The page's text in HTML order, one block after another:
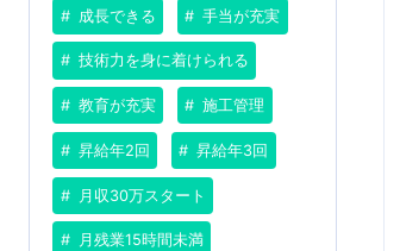
成長できる 手当が充実
技術力を身に着けられる
教育が充実 施工管理
昇給年2回 昇給年3回
月収30万スタート
月残業15時間未満